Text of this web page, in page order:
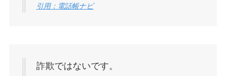
引用：電話帳ナビ
詐欺ではないです。